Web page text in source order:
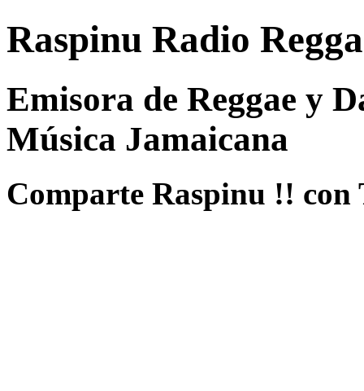
Raspinu Radio
Emisora de Reggae y
Música Jamaicana
Comparte Raspinu !! con